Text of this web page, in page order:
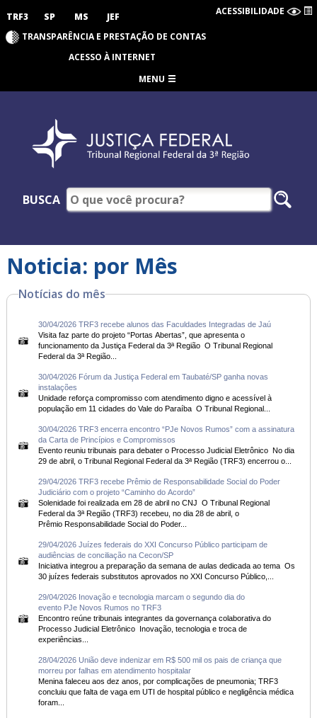
TRF3 SP MS JEF ACESSIBILIDADE
TRANSPARÊNCIA E PRESTAÇÃO DE CONTAS
ACESSO À INTERNET
MENU
BUSCA
Noticia: por Mês
Notícias do mês
30/04/2026 TRF3 recebe alunos das Faculdades Integradas de Jaú
Visita faz parte do projeto “Portas Abertas”, que apresenta o
funcionamento da Justiça Federal da 3ª Região O Tribunal Regional
Federal da 3ª Região...
30/04/2026 Fórum da Justiça Federal em Taubaté/SP ganha novas
instalações
Unidade reforça compromisso com atendimento digno e acessível à
população em 11 cidades do Vale do Paraíba O Tribunal Regional...
30/04/2026 TRF3 encerra encontro “PJe Novos Rumos” com a assinatura
da Carta de Princípios e Compromissos
Evento reuniu tribunais para debater o Processo Judicial Eletrônico No dia
29 de abril, o Tribunal Regional Federal da 3ª Região (TRF3) encerrou o...
29/04/2026 TRF3 recebe Prêmio de Responsabilidade Social do Poder
Judiciário com o projeto “Caminho do Acordo”
Solenidade foi realizada em 28 de abril no CNJ O Tribunal Regional
Federal da 3ª Região (TRF3) recebeu, no dia 28 de abril, o
Prêmio Responsabilidade Social do Poder...
29/04/2026 Juízes federais do XXI Concurso Público participam de
audiências de conciliação na Cecon/SP
Iniciativa integrou a preparação da semana de aulas dedicada ao tema Os
30 juízes federais substitutos aprovados no XXI Concurso Público,...
29/04/2026 Inovação e tecnologia marcam o segundo dia do
evento PJe Novos Rumos no TRF3
Encontro reúne tribunais integrantes da governança colaborativa do
Processo Judicial Eletrônico Inovação, tecnologia e troca de
experiências...
28/04/2026 União deve indenizar em R$ 500 mil os pais de criança que
morreu por falhas em atendimento hospitalar
Menina faleceu aos dez anos, por complicações de pneumonia; TRF3
concluiu que falta de vaga em UTI de hospital público e negligência médica
foram...